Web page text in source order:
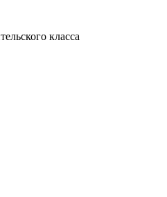
класса